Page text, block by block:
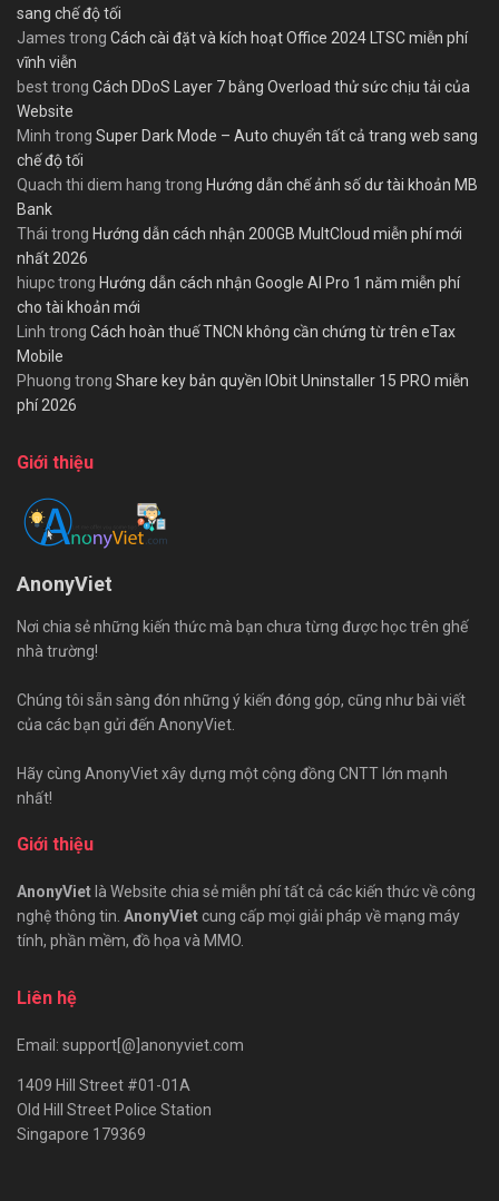
sang chế độ tối
James trong Cách cài đặt và kích hoạt Office 2024 LTSC miễn phí
vĩnh viễn
besttrong Cách DDoS Layer 7 bằng Overload thử sức chịu tải của
Website
Minh trong Super Dark Mode – Auto chuyển tất cả trang web sang
chế độ tối
Quach thi diem hang trong Hướng dẫn chế ảnh số dư tài khoản MB
Bank
Thái trong Hướng dẫn cách nhận 200GB MultCloud miễn phí mới
nhất 2026
hiupctrong Hướng dẫn cách nhận Google AI Pro 1 năm miễn phí
cho tài khoản mới
Linh trong Cách hoàn thuế TNCN không cần chứng từ trên eTax
Mobile
Phuong trong Share key bản quyền IObit Uninstaller 15 PRO miễn
phí 2026
Giới thiệu
AnonyViet
Nơi chia sẻ những kiến thức mà bạn chưa từng được học trên ghế
nhà trường!
Chúng tôi sẵn sàng đón những ý kiến đóng góp, cũng như bài viết
của các bạn gửi đến AnonyViet.
Hãy cùng AnonyViet xây dựng một cộng đồng CNTT lớn mạnh
nhất!
Giới thiệu
AnonyViet là Website chia sẻ miễn phí tất cả các kiến thức về công
nghệ thông tin. AnonyViet cung cấp mọi giải pháp về mạng máy
tính, phần mềm, đồ họa và MMO.
Liên hệ
Email: support[@]anonyviet.com
1409 Hill Street #01-01A
Old Hill Street Police Station
Singapore 179369